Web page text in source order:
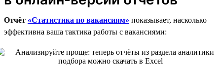
Отчёт «Статистика по вакансиям» показывает, насколько
эффективна ваша тактика работы с вакансиями: